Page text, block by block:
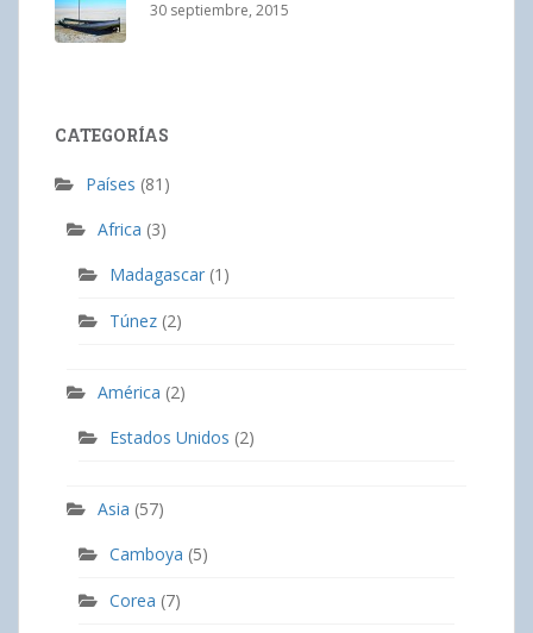
30 septiembre, 2015
CATEGORÍAS
Países (81)
Africa (3)
Madagascar (1)
Túnez (2)
América (2)
Estados Unidos (2)
Asia (57)
Camboya (5)
Corea (7)